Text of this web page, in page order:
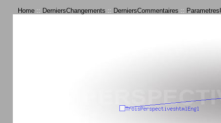
Home :: DerniersChangements :: DerniersCommentaires ::